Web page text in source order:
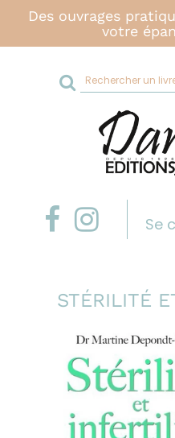
Des ouvrages
votre
Se
STÉRILITÉ